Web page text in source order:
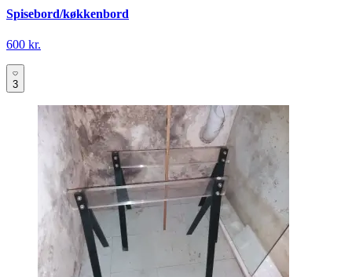
Spisebord/køkkenbord
600 kr.
3